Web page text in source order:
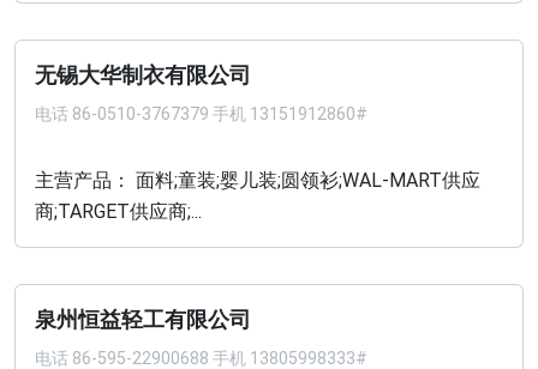
无锡大华制衣有限公司
电话 86-0510-3767379 手机 13151912860#
主营产品： 面料;童装;婴儿装;圆领衫;WAL-MART供应
商;TARGET供应商;...
泉州恒益轻工有限公司
电话 86-595-22900688 手机 13805998333#